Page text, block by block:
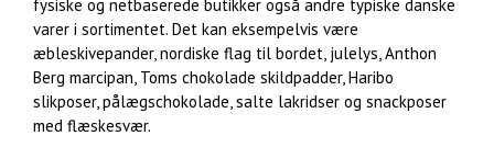
fysiske og netbaserede butikker også andre typiske danske
varer i sortimentet. Det kan eksempelvis være
æbleskivepander, nordiske flag til bordet, julelys, Anthon
Berg marcipan, Toms chokolade skildpadder, Haribo
slikposer, pålægschokolade, salte lakridser og snackposer
med flæskesvær.